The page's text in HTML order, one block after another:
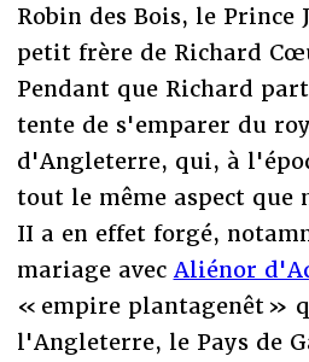
Robin des Bois, le Prince
petit frère de Richard
Pendant que Richard
tente de s'emparer du
d'Angleterre, qui, à
tout le même aspect que
II a en effet forgé,
mariage avec Aliénor
« empire plantagenêt »
l'Angleterre, le Pays de